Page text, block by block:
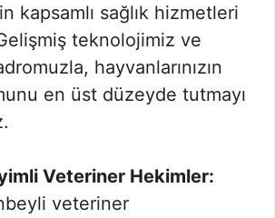
kapsamlı sağlık hizmetleri
teknolojimiz ve
hayvanlarınızın
en üst düzeyde tutmayı
Veteriner Hekimler:
veteriner